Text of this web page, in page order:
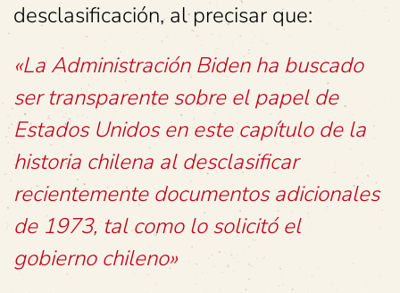
desclasificación, al precisar que:
«La Administración Biden ha buscado
ser transparente sobre el papel de
Estados Unidos en este capítulo de la
historia chilena al desclasificar
recientemente documentos adicionales
de 1973, tal como lo solicitó el
gobierno chileno»